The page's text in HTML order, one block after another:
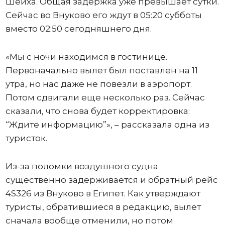
Сейчас во Внуково его ждут в 05:20 субботы
вместо 02:50 сегодняшнего дня.
«Мы с ночи находимся в гостинице.
Первоначально вылет был поставлен на 11
утра, но нас даже не повезли в аэропорт.
Потом сдвигали еще несколько раз. Сейчас
сказали, что снова будет корректировка:
“Ждите информацию”», – рассказала одна из
туристок.
Из-за поломки воздушного судна
существенно задерживается и обратный рейс
4S326 из Внуково в Египет. Как утверждают
туристы, обратившиеся в редакцию, вылет
сначала вообще отменили, но потом